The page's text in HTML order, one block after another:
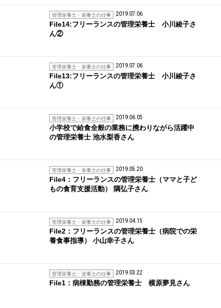
管理栄養士・栄養士の仕事 2019.07.06
File14:フリーランスの管理栄養士 小川綾子さ
ん②
管理栄養士・栄養士の仕事 2019.07.06
File13:フリーランスの管理栄養士 小川綾子さ
ん①
管理栄養士・栄養士の仕事 2019.06.05
小学校で給食全般の業務に携わりながら活躍中
の管理栄養士 池水梨香さん
管理栄養士・栄養士の仕事 2019.05.20
File4：フリーランスの管理栄養士（ママと子ど
もの食育支援活動） 隅弘子さん
管理栄養士・栄養士の仕事 2019.04.15
File2：フリーランスの管理栄養士（病院での栄
養食事指導） 小山幸子さん
管理栄養士・栄養士の仕事 2019.03.22
File1：病棟勤務の管理栄養士 横原夢見さん